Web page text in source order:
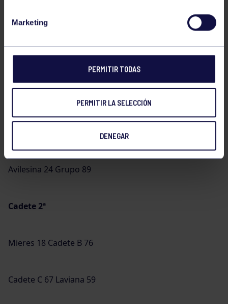
Marketing
PERMITIR TODAS
PERMITIR LA SELECCIÓN
DENEGAR
Codema 29 Grupo 113
Junior 2ª
Avilesina 24 Grupo 89
Cadete 2ª
Mieres 18 Cadete B 76
Cadete C 67 Laviana 59